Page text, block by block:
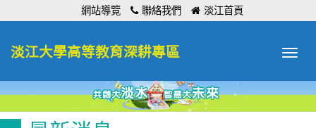
網站導覽 聯絡我們 淡江首頁
Toggle
淡江大學高等教育深耕專區